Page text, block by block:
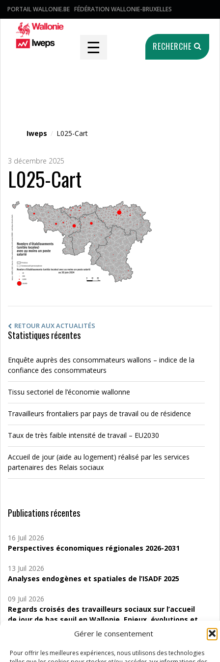
Gérer le consentement
Pour offrir les meilleures expériences, nous utilisons des technologies
PORTAIL WALLONIE.BE FÉDÉRATION WALLONIE-BRUXELLES
☰ RECHERCHE
Iweps / L025-Cart
3 décembre 2025
L025-Cart
RETOUR AUX ACTUALITÉS
Statistiques récentes
Enquête auprès des consommateurs wallons – indice de la
confiance des consommateurs
Tissu sectoriel de l’économie wallonne
Travailleurs frontaliers par pays de travail ou de résidence
Taux de très faible intensité de travail – EU2030
Accueil de jour (aide au logement) réalisé par les services
partenaires des Relais sociaux
Publications récentes
16 Juil 2026
Perspectives économiques régionales 2026-2031
13 Juil 2026
Analyses endogènes et spatiales de l’ISADF 2025
09 Juil 2026
Regards croisés des travailleurs sociaux sur l’accueil
de jour de bas seuil en Wallonie. Enjeux, évolutions et
06 Juil 2026